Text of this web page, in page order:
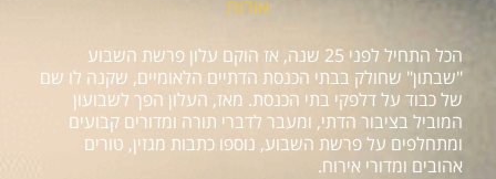
אודות
הכל התחיל לפני 25 שנה, אז הוקם עלון פרשת השבוע
"שבתון" שחולק בבתי הכנסת הדתיים הלאומיים, שקנה לו שם
של כבוד על דלפקי בתי הכנסת. מאז, העלון הפך לשבועון
המוביל בציבור הדתי, ומעבר לדברי תורה ומדורים קבועים
ומתחלפים על פרשת השבוע, נוספו כתבות מגזין, טורים
אהובים ומדורי אירוח.